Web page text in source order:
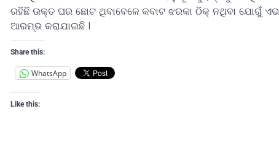
ରହିଛି ଉକ୍ତ ଘର ଛୋଟ ଥିବାବେଳେ କବାଟ ଝରକା ଠିକ୍ ନଥିବା ଯୋଗୁଁ
ଆରମ୍ଭ କରାଯାଇଛି ।
Share this:
WhatsApp
Like this: